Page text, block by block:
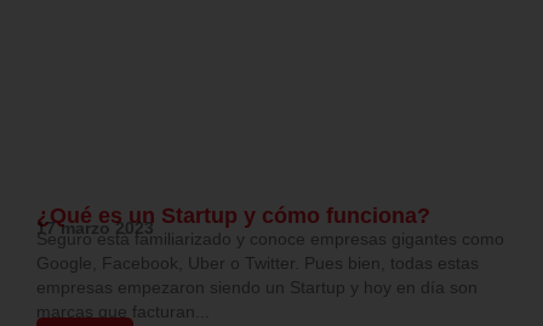
¿Qué es un Startup y cómo funciona?
17 marzo 2023
Seguro está familiarizado y conoce empresas gigantes como
Google, Facebook, Uber o Twitter. Pues bien, todas estas
empresas empezaron siendo un Startup y hoy en día son
marcas que facturan...